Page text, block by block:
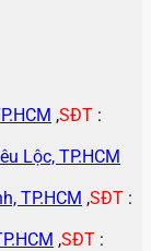
,SĐT :
Lộc, TP.HCM
TP.HCM ,SĐT :
,SĐT :